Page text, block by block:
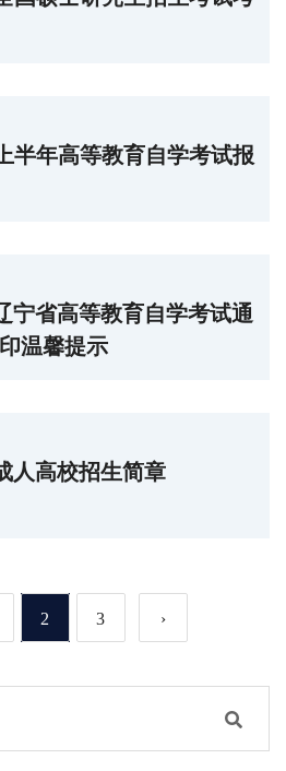
年高等教育自学考试报
省高等教育自学考试通
温馨提示
人高校招生简章
2 3 ›